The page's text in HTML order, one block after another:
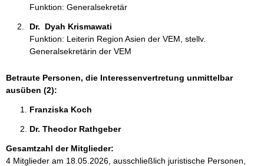
Funktion: Generalsekretär
Dr.  Dyah Krismawati
Funktion: Leiterin Region Asien der VEM, stellv.
Generalsekretärin der VEM
Betraute Personen, die Interessenvertretung unmittelbar
ausüben (2):
Franziska Koch
Dr. Theodor Rathgeber
Gesamtzahl der Mitglieder:
4 Mitglieder am 18.05.2026, ausschließlich juristische Personen,